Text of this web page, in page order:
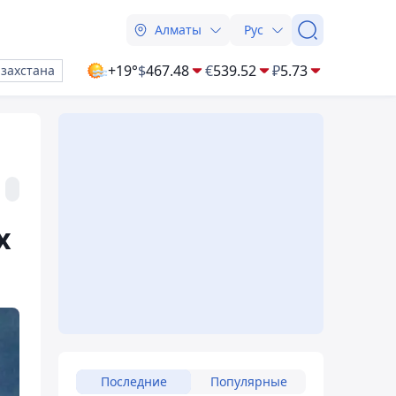
Алматы Рус
+19°$467.48 €539.52 ₽5.73
Последние Популярные